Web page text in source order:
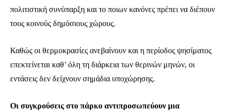
ΕΓΓΡΑΦΉ
Έχω διαβάσει και αποδέχομαι την Πολιτική Απορρήτου
πολιτιστική συνύπαρξη και το ποιων κανόνες πρέπει να διέπουν
τους κοινούς δημόσιους χώρους.
Καθώς οι θερμοκρασίες ανεβαίνουν και η περίοδος ψησίματος
επεκτείνεται καθ’ όλη τη διάρκεια των θερινών μηνών, οι
εντάσεις δεν δείχνουν σημάδια υποχώρησης.
Οι συγκρούσεις στο πάρκο αντιπροσωπεύουν μια